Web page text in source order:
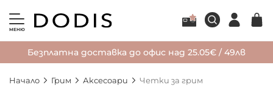
МЕНЮ
Безплатна доставка до офис над 25.05€ / 49лв
Начало Грим Аксесоари Четки за грим